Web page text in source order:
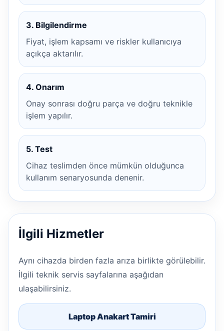
3. Bilgilendirme
Fiyat, işlem kapsamı ve riskler kullanıcıya
açıkça aktarılır.
4. Onarım
Onay sonrası doğru parça ve doğru teknikle
işlem yapılır.
5. Test
Cihaz teslimden önce mümkün olduğunca
kullanım senaryosunda denenir.
İlgili Hizmetler
Aynı cihazda birden fazla arıza birlikte görülebilir.
İlgili teknik servis sayfalarına aşağıdan
ulaşabilirsiniz.
Laptop Anakart Tamiri